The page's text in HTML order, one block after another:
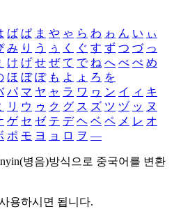
ば ぱ ま や ゃ ら わ ゎ ん い ぃ
み り う ぅ く ぐ す ず つ づ っ
け げ せ ぜ て で ね へ べ ぺ め
ほ ぼ ぽ も よ ょ ろ を
パ マ ヤ ャ ラ ワ ヮ ン イ ィ キ
リ ウ ゥ ク グ ス ズ ツ ヅ ッ ヌ
ゲ セ ゼ テ デ ヘ ベ ペ メ レ オ
ポ モ ヨ ョ ロ ヲ ―
병음)방식으로 중국어를 변환
용하시면 됩니다.